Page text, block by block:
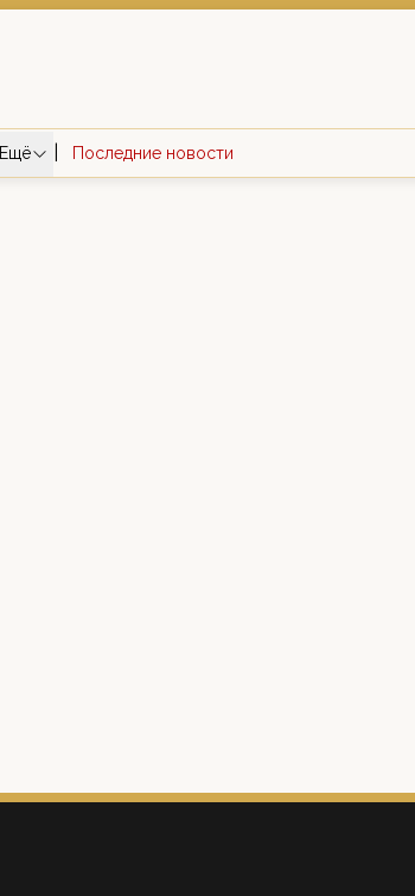
Ещё Последние новости